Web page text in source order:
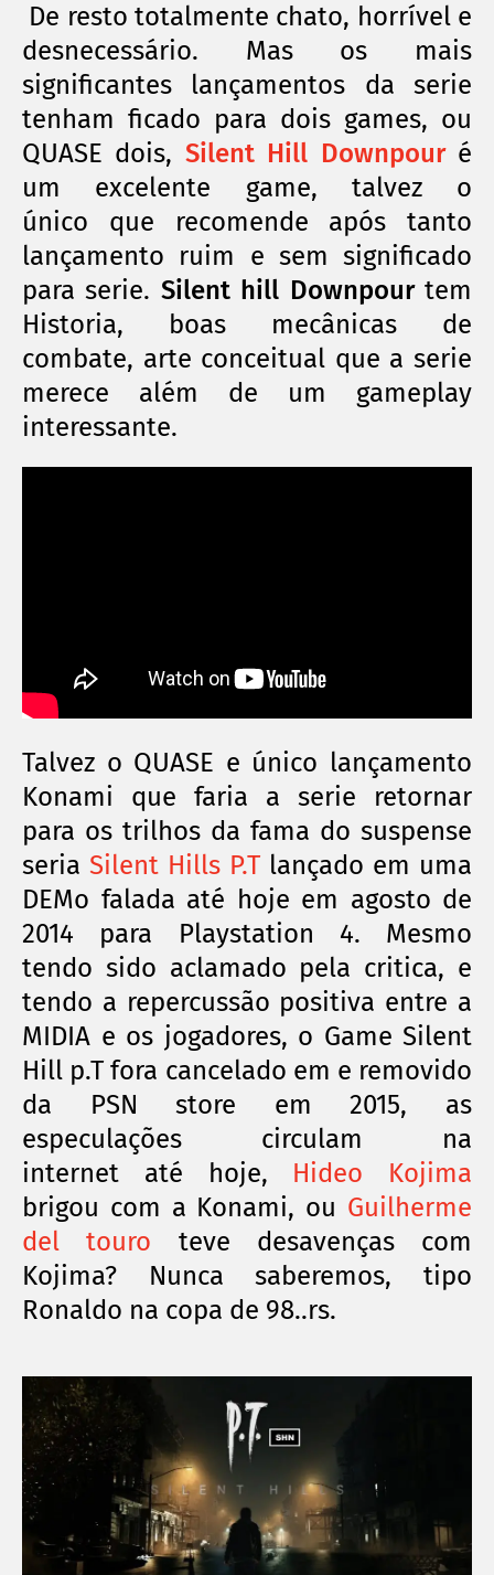
De resto totalmente chato, horrívele
desnecessário. Mas os mais
significantes lançamentos da serie
tenham ficado para dois games, ou
QUASE dois, Silent Hill Downpouré
um excelente game, talvez o
único que recomende após tanto
lançamento ruim e sem significado
para serie. Silent hill Downpourtem
Historia, boas mecânicas de
combate, arte conceitual que a serie
merece além de um gameplay
interessante.
Talvez o QUASE e único lançamento
Konami que faria a serie retornar
para os trilhos da fama do suspense
seria Silent Hills P.T lançado em uma
DEMo falada até hoje em agosto de
2014 para Playstation 4. Mesmo
tendo sido aclamado pela critica, e
tendo a repercussão positiva entre a
MIDIA e os jogadores, o Game Silent
Hill p.T fora cancelado em e removido
da PSN store em 2015, as
especulações circulam na
internet até hoje, Hideo Kojima
brigou com a Konami, ou Guilherme
del touro teve desavenças com
Kojima? Nunca saberemos, tipo
Ronaldo na copa de 98..rs.